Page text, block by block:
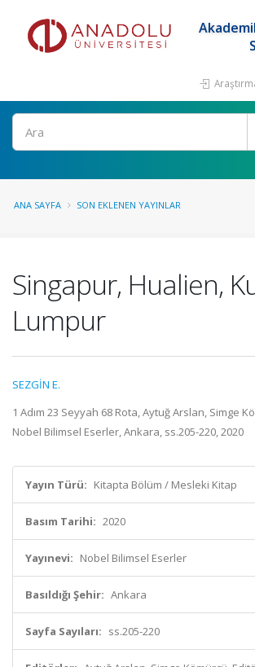
Ara
ANA SAYFA SON EKLENEN YAYINLAR
Singapur, Hualien,
Lumpur
SEZGİN E.
1 Adım 23 Seyyah 68 Rota, Aytuğ Arslan, Simge
Nobel Bilimsel Eserler, Ankara, ss.205-220, 2020
Yayın Türü: Kitapta Bölüm / Mesleki Kitap
Basım Tarihi: 2020
Yayınevi: Nobel Bilimsel Eserler
Basıldığı Şehir: Ankara
Sayfa Sayıları: ss.205-220